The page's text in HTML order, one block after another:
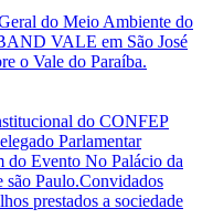
do Meio Ambiente do
VALE em São José
o Vale do Paraíba.
do CONFEP
Parlamentar
Evento No Palácio da
são Paulo.Convidados
prestados a sociedade